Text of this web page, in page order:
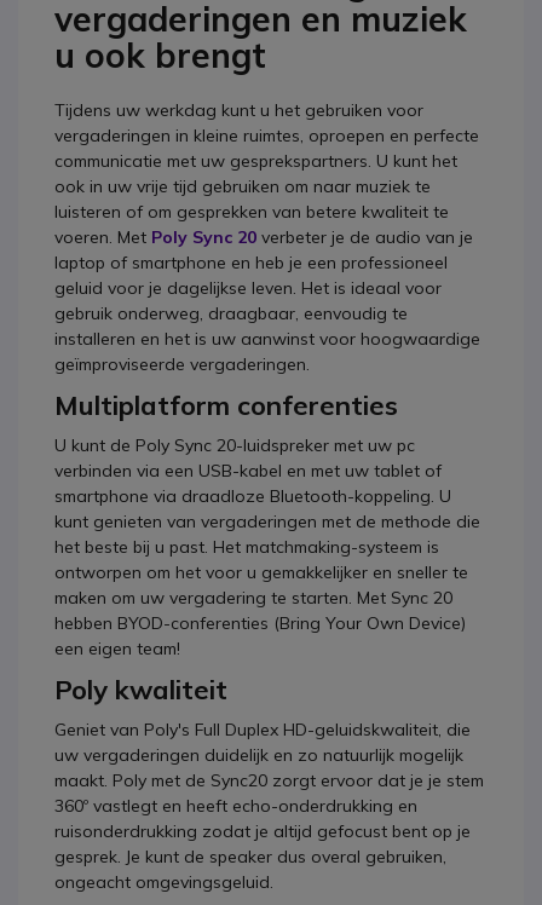
vergaderingen en muziek
u ook brengt
Tijdens uw werkdag kunt u het gebruiken voor
vergaderingen in kleine ruimtes, oproepen en perfecte
communicatie met uw gesprekspartners. U kunt het
ook in uw vrije tijd gebruiken om naar muziek te
luisteren of om gesprekken van betere kwaliteit te
voeren. Met Poly Sync 20 verbeter je de audio van je
laptop of smartphone en heb je een professioneel
geluid voor je dagelijkse leven. Het is ideaal voor
gebruik onderweg, draagbaar, eenvoudig te
installeren en het is uw aanwinst voor hoogwaardige
geïmproviseerde vergaderingen.
Multiplatform conferenties
U kunt de Poly Sync 20-luidspreker met uw pc
verbinden via een USB-kabel en met uw tablet of
smartphone via draadloze Bluetooth-koppeling. U
kunt genieten van vergaderingen met de methode die
het beste bij u past. Het matchmaking-systeem is
ontworpen om het voor u gemakkelijker en sneller te
maken om uw vergadering te starten. Met Sync 20
hebben BYOD-conferenties (Bring Your Own Device)
een eigen team!
Poly kwaliteit
Geniet van Poly's Full Duplex HD-geluidskwaliteit, die
uw vergaderingen duidelijk en zo natuurlijk mogelijk
maakt. Poly met de Sync20 zorgt ervoor dat je je stem
360º vastlegt en heeft echo-onderdrukking en
ruisonderdrukking zodat je altijd gefocust bent op je
gesprek. Je kunt de speaker dus overal gebruiken,
ongeacht omgevingsgeluid.